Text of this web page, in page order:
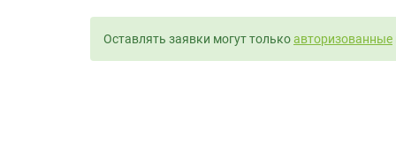
Оставлять заявки могут толькоавторизованные